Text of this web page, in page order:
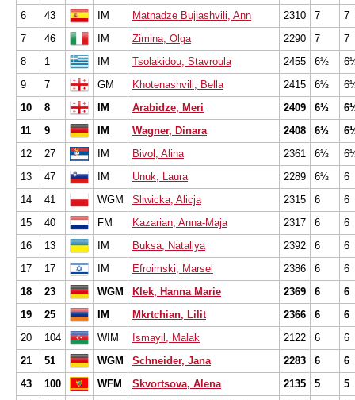
6
43 IM Matnadze Bujiashvili, Ann 2310 7
7
7
46 IM Zimina, Olga 2290 7
7
8
1 IM Tsolakidou, Stavroula 2455 6½
9
7 GM Khotenashvili, Bella 2415 6½
10
8 IM Arabidze, Meri 2409 6½
11
9 IM Wagner, Dinara 2408 6½
12
27 IM Bivol, Alina 2361 6½
13
47 IM Unuk, Laura 2289 6½
6
14
41 WGM Sliwicka, Alicja 2315 6
6
15
40 FM Kazarian, Anna-Maja 2317 6
6
16
13 IM Buksa, Nataliya 2392 6
6
17
17 IM Efroimski, Marsel 2386 6
6
18
23 WGM Klek, Hanna Marie 2369 6
6
19
25 IM Mkrtchian, Lilit 2366 6
6
20
104 WIM Ismayil, Malak 2122 6
6
21
51 WGM Schneider, Jana 2283 6
6
43
100 WFM Skvortsova, Alena 2135 5
5